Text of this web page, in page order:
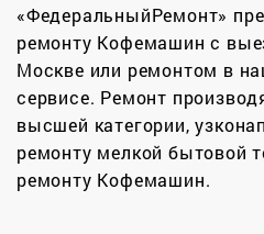
«ФедеральныйРемонт»
ремонту Кофемашин с
Москве или ремонтом в
сервисе. Ремонт
высшей категории,
ремонту мелкой бытовой
ремонту Кофемашин.